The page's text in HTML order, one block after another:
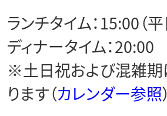
ランチタイム：15:00（
ディナータイム：20:00
※土日祝および混雑期
ります（カレンダー参照